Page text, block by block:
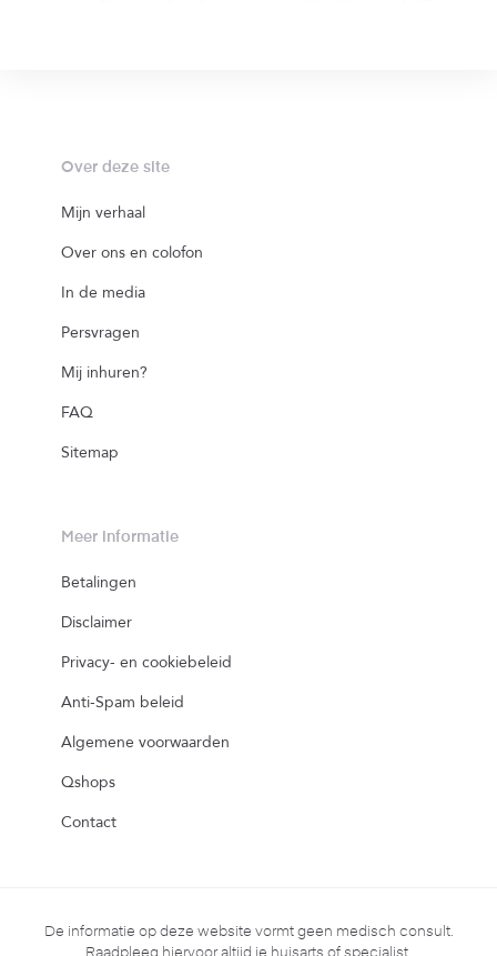
Over deze site
Mijn verhaal
Over ons en colofon
In de media
Persvragen
Mij inhuren?
FAQ
Sitemap
Meer informatie
Betalingen
Disclaimer
Privacy- en cookiebeleid
Anti-Spam beleid
Algemene voorwaarden
Qshops
Contact
De informatie op deze website vormt geen medisch consult.